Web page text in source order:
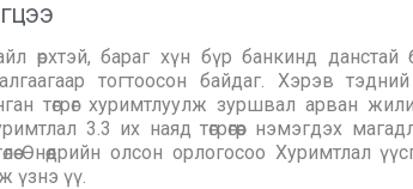
өрхтэй, бараг хүн бүр банкинд данстай
тогтоосон байдаг. Хэрэв
төгрөг хуримтлуулж зуршвал арван
3.3 их наяд төгрөгөөр нэмэгдэх
Өнөөдрийн олсон орлогосоо Хуримтлал
үзнэ үү.